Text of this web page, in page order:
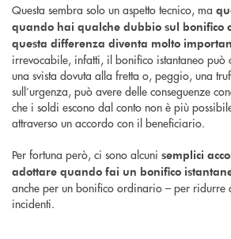
Questa sembra solo un aspetto tecnico, ma
quando hai qualche dubbio sul bonifico
questa differenza diventa molto
irrevocabile, infatti, il bonifico istantaneo può
una svista dovuta alla fretta o, peggio, una
sull’urgenza, può avere delle conseguenze
che i soldi escono dal conto non è più
attraverso un accordo con il beneficiario.
Per fortuna però, ci sono alcuni semplici
adottare quando fai un bonifico
anche per un bonifico ordinario – per
incidenti.